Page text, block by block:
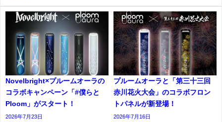
Novelbright×プルームオーラの
コラボキャンペーン「#僕らと
Ploom」がスタート！
2026年7月23日
プルームオーラと「第三十三回
赤川花火大会」のコラボフロン
トパネルが新登場！
2026年7月16日